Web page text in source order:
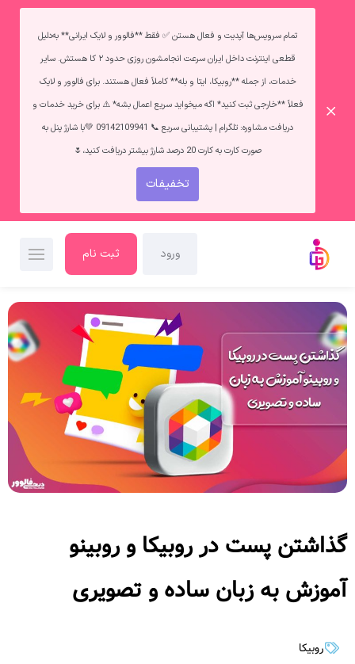
تمام سرویس‌ها آپدیت و فعال هستن ✅ فقط **فالوور و لایک ایرانی** به‌دلیل
قطعی اینترنت داخل ایران سرعت انجامشون روزی حدود ۲ کا هستش. سایر
خدمات، از جمله **روبیکا، ایتا و بله** کاملاً فعال هستند. برای فالوور و لایک
فعلاً **خارجی ثبت کنید* اگه میخواید سریع اعمال بشه* ⚠️ برای خرید خدمات و
دریافت مشاوره: تلگرام | پشتیبانی سریع 📞 09142109941 💚با شارژ پنل به
صورت کارت به کارت 20 درصد شارژ بیشتر دریافت کنید،🌷
تخفیفات
ورود ثبت نام
گذاشتن پست در روبیکا و روبینو
آموزش به زبان ساده و تصویری
روبیکا